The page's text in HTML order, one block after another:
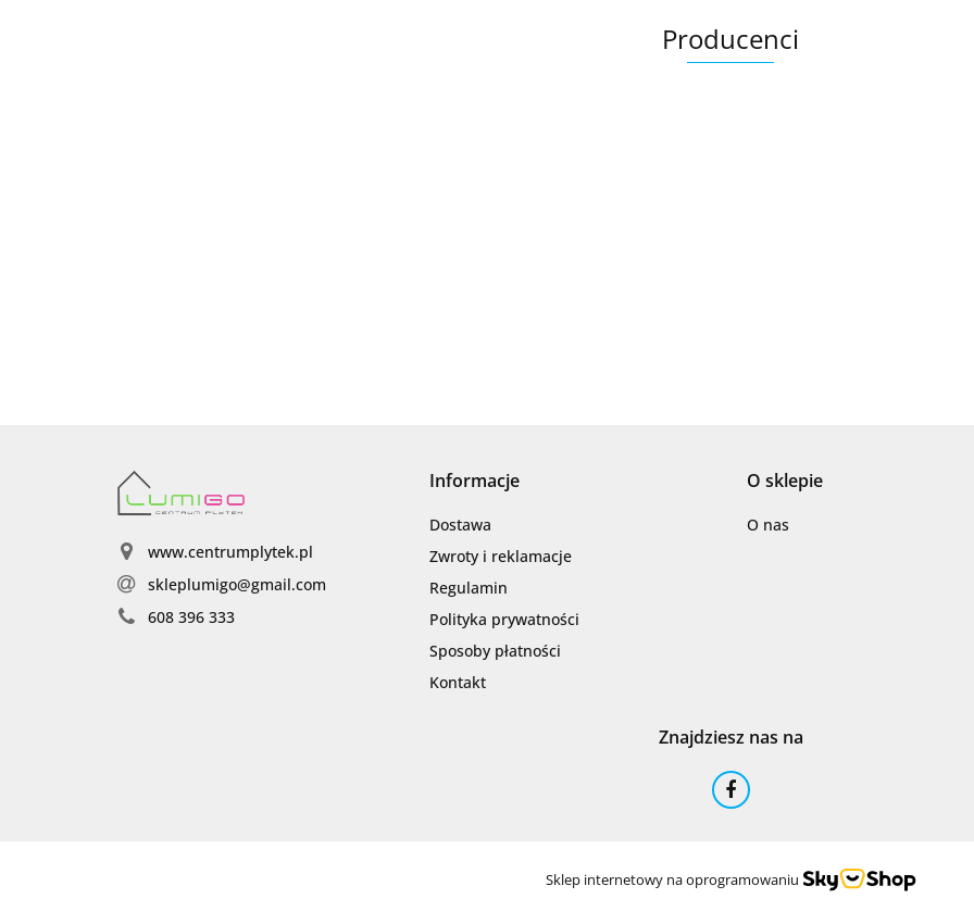
Producenci
Barwolf
www.centrumplytek.pl
skleplumigo@gmail.com
608 396 333
Informacje
Dostawa
Zwroty i reklamacje
Regulamin
Polityka prywatności
Sposoby płatności
Kontakt
O sklepie
O nas
Znajdziesz nas na
Sklep internetowy na oprogramowaniu